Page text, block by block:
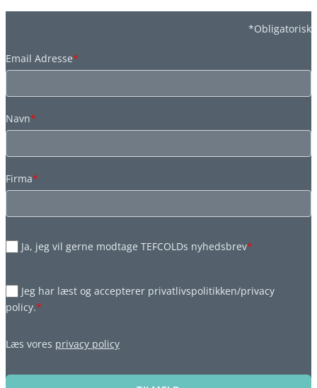
*Obligatorisk
Email Adresse*
Navn*
Firma*
Ja, jeg vil gerne modtage TEFCOLDs nyhedsbrev*
Jeg har læst og accepterer privatlivspolitikken/privacy
policy.*
Læs vores privacy policy